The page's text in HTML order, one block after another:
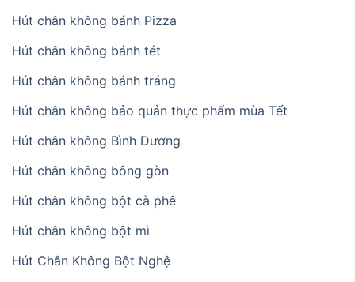
Hút chân không bánh Pizza
Hút chân không bánh tét
Hút chân không bánh tráng
Hút chân không bảo quản thực phẩm mùa Tết
Hút chân không Bình Dương
Hút chân không bông gòn
Hút chân không bột cà phê
Hút chân không bột mì
Hút Chân Không Bột Nghệ